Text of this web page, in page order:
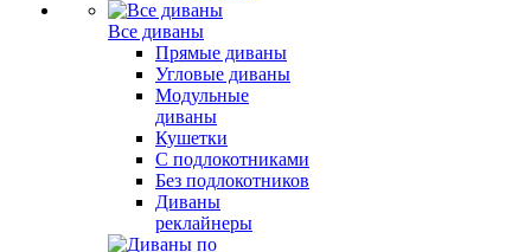
Все диваны
Прямые диваны
Угловые диваны
Модульные
диваны
Кушетки
С подлокотниками
Без подлокотников
Диваны
реклайнеры